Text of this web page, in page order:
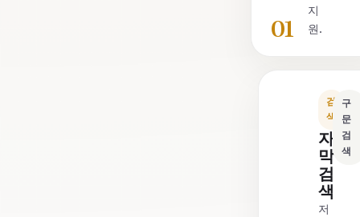
01
지
원.
검
색
자
막
검
색
저
구
문
검
색